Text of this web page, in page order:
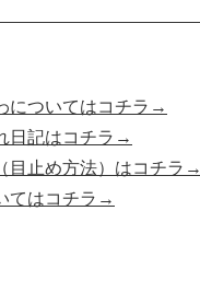
についてはコチラ→
日記はコチラ→
目止め方法）はコチラ→
てはコチラ→